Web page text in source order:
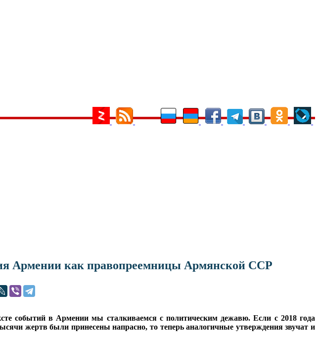
Армении как правопреемницы Армянской ССР
событий в Армении мы сталкиваемся с политическим дежавю. Если с 2018 года
жертв были принесены напрасно, то теперь аналогичные утверждения звучат и